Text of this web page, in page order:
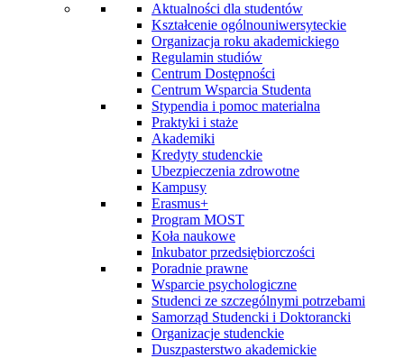
Aktualności dla studentów
Kształcenie ogólnouniwersyteckie
Organizacja roku akademickiego
Regulamin studiów
Centrum Dostępności
Centrum Wsparcia Studenta
Stypendia i pomoc materialna
Praktyki i staże
Akademiki
Kredyty studenckie
Ubezpieczenia zdrowotne
Kampusy
Erasmus+
Program MOST
Koła naukowe
Inkubator przedsiębiorczości
Poradnie prawne
Wsparcie psychologiczne
Studenci ze szczególnymi potrzebami
Samorząd Studencki i Doktorancki
Organizacje studenckie
Duszpasterstwo akademickie